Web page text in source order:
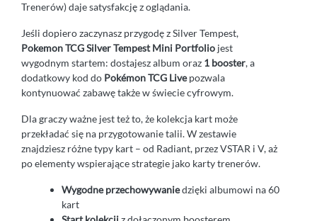
Trenerów) daje satysfakcję z oglądania.
Jeśli dopiero zaczynasz przygodę z Silver Tempest,
Pokemon TCG Silver Tempest Mini Portfolio jest
wygodnym startem: dostajesz album oraz 1 booster, a
dodatkowy kod do Pokémon TCG Livepozwala
kontynuować zabawę także w świecie cyfrowym.
Dla graczy ważne jest też to, że kolekcja kart może
przekładać się na przygotowanie talii. W zestawie
znajdziesz różne typy kart – od Radiant, przez VSTAR i V, aż
po elementy wspierające strategie jako karty trenerów.
Wygodne przechowywaniedzięki albumowi na 60
kart